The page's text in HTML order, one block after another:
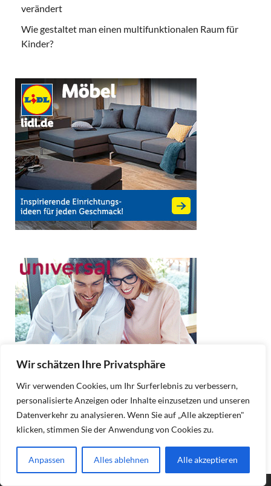
Wir schätzen Ihre Privatsphäre
Wir verwenden Cookies, um Ihr Surferlebnis zu verbessern,
personalisierte Anzeigen oder Inhalte einzusetzen und unseren
Datenverkehr zu analysieren. Wenn Sie auf „Alle akzeptieren"
klicken, stimmen Sie der Anwendung von Cookies zu.
Anpassen Alles ablehnen Alle akzeptieren
verändert
Wie gestaltet man einen multifunktionalen Raum für
Kinder?